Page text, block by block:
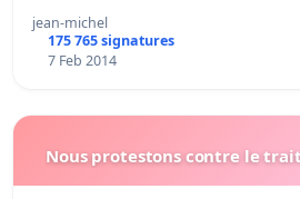
jean-michel
175 765 signatures
7 Feb 2014
Nous protestons contre le